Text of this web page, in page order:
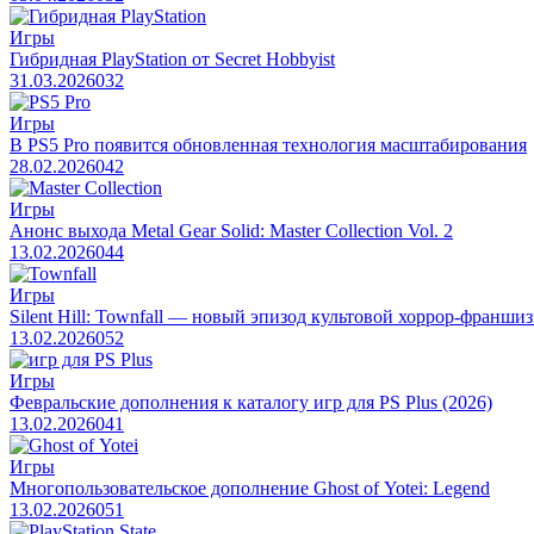
Игры
Гибридная PlayStation от Secret Hobbyist
31.03.2026032
Игры
В PS5 Pro появится обновленная технология масштабирования
28.02.2026042
Игры
Анонс выхода Metal Gear Solid: Master Collection Vol. 2
13.02.2026044
Игры
Silent Hill: Townfall — новый эпизод культовой
13.02.2026052
Игры
Февральские дополнения к каталогу игр для PS Plus (2026)
13.02.2026041
Игры
Многопользовательское дополнение Ghost of Yotei: Legend
13.02.2026051